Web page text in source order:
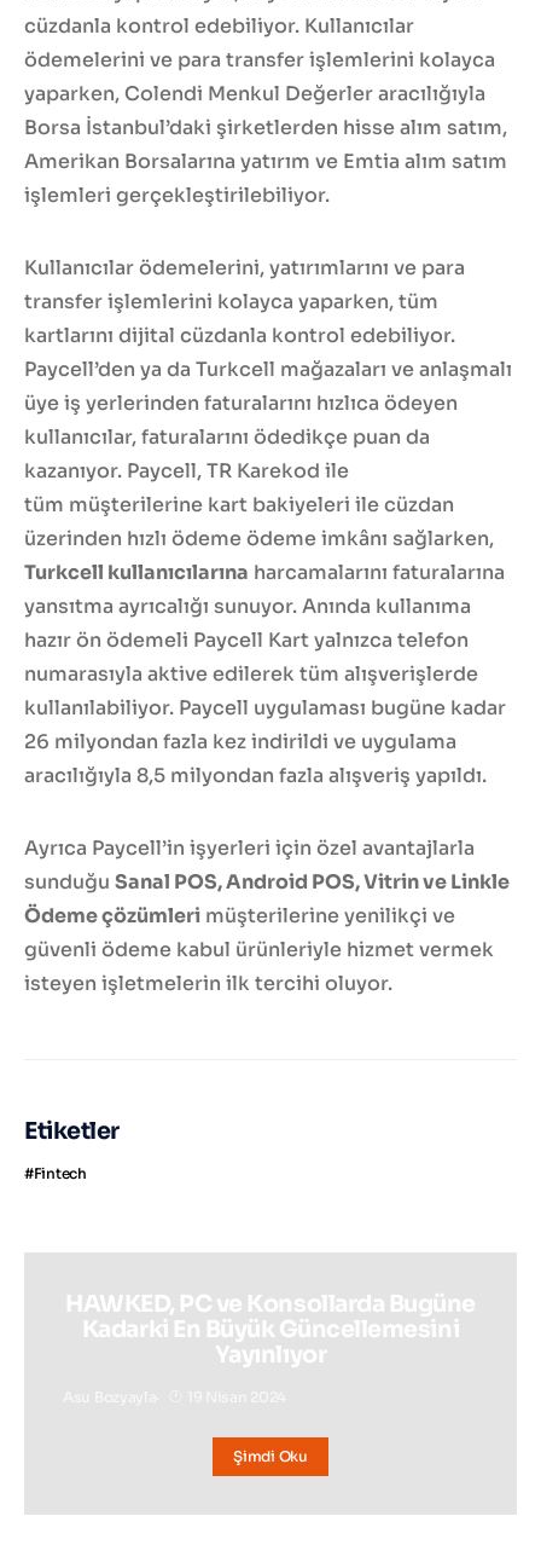
cüzdanla kontrol edebiliyor. Kullanıcılar
ödemelerini ve para transfer işlemlerini kolayca
yaparken, Colendi Menkul Değerler aracılığıyla
Borsa İstanbul’daki şirketlerden hisse alım satım,
Amerikan Borsalarına yatırım ve Emtia alım satım
işlemleri gerçekleştirilebiliyor.
Kullanıcılar ödemelerini, yatırımlarını ve para
transfer işlemlerini kolayca yaparken, tüm
kartlarını dijital cüzdanla kontrol edebiliyor.
Paycell’den ya da Turkcell mağazaları ve anlaşmalı
üye iş yerlerinden faturalarını hızlıca ödeyen
kullanıcılar, faturalarını ödedikçe puan da
kazanıyor. Paycell, TR Karekod ile
tüm müşterilerine kart bakiyeleri ile cüzdan
üzerinden hızlı ödeme ödeme imkânı sağlarken,
Turkcell kullanıcılarına harcamalarını faturalarına
yansıtma ayrıcalığı sunuyor. Anında kullanıma
hazır ön ödemeli Paycell Kart yalnızca telefon
numarasıyla aktive edilerek tüm alışverişlerde
kullanılabiliyor. Paycell uygulaması bugüne kadar
26 milyondan fazla kez indirildi ve uygulama
aracılığıyla 8,5 milyondan fazla alışveriş yapıldı.
Ayrıca Paycell’in işyerleri için özel avantajlarla
sunduğu Sanal POS, Android POS, Vitrin ve Linkle
Ödeme çözümleri müşterilerine yenilikçi ve
güvenli ödeme kabul ürünleriyle hizmet vermek
isteyen işletmelerin ilk tercihi oluyor.
Etiketler
Fintech
HAWKED, PC ve Konsollarda Bugüne
Kadarki En Büyük Güncellemesini
Yayınlıyor
Şimdi Oku